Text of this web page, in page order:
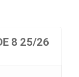
8 25/26